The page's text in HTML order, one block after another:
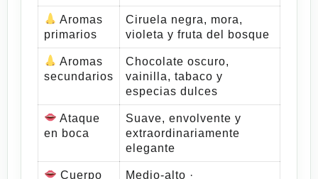
Aromas
primarios
Ciruela negra, mora,
violeta y fruta del bosque
Aromas
secundarios
Chocolate oscuro,
vainilla, tabaco y
especias dulces
Ataque
en boca
Suave, envolvente y
extraordinariamente
elegante
Cuerpo
Medio-alto ·